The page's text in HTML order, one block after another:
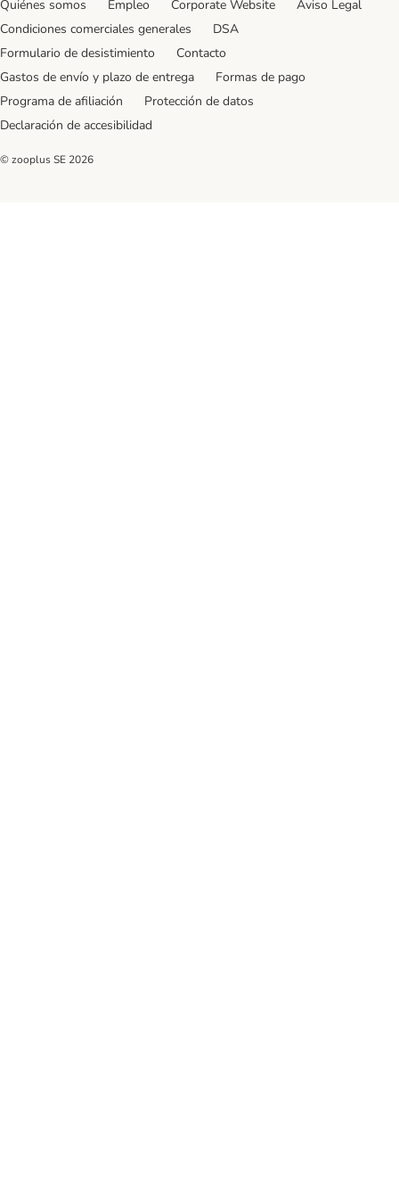
Quiénes somos Empleo Corporate Website
Aviso Legal
Condiciones comerciales generales
DSA
Formulario de desistimiento
Contacto
Gastos de envío y plazo de entrega
Formas de pago
Programa de afiliación
Protección de datos
Declaración de accesibilidad
© zooplus SE 2026